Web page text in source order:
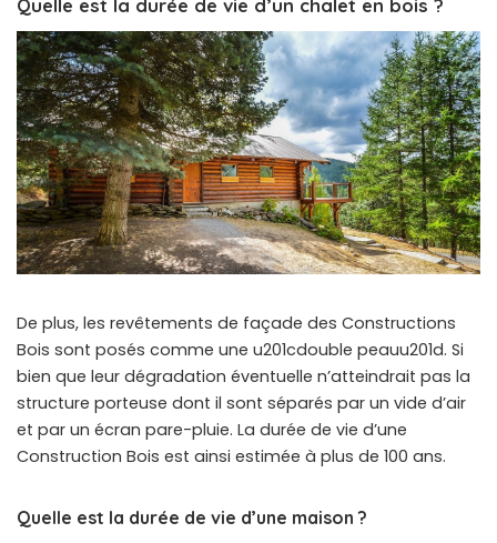
Quelle est la durée de vie d’un chalet en bois ?
De plus, les revêtements de façade des Constructions
Bois sont posés comme une u201cdouble peauu201d. Si
bien que leur dégradation éventuelle n’atteindrait pas la
structure porteuse dont il sont séparés par un vide d’air
et par un écran pare-pluie. La durée de vie d’une
Construction Bois est ainsi estimée à plus de 100 ans.
Quelle est la durée de vie d’une maison ?